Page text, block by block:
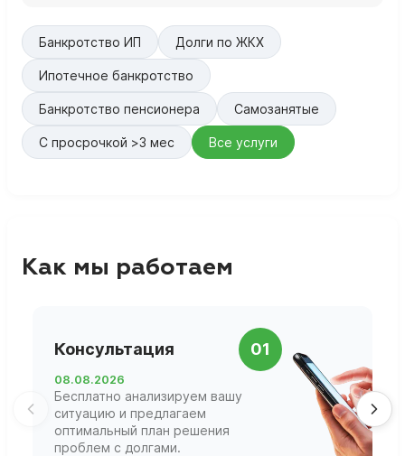
Банкротство ИП Долги по ЖКХ
Ипотечное банкротство
Банкротство пенсионера Самозанятые
С просрочкой >3 мес Все услуги
Как мы работаем
Консультация 01
08.08.2026
Бесплатно анализируем вашу
ситуацию и предлагаем
оптимальный план решения
проблем с долгами.